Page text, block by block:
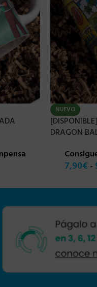
NUEVO
DRAGON
7,90€-